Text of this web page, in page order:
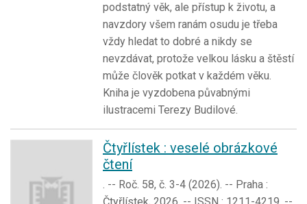
podstatný věk, ale přístup k životu, a
navzdory všem ranám osudu je třeba
vždy hledat to dobré a nikdy se
nevzdávat, protože velkou lásku a štěstí
může člověk potkat v každém věku.
Kniha je vyzdobena půvabnými
ilustracemi Terezy Budilové.
Čtyřlístek : veselé obrázkové
čtení
. -- Roč. 58, č. 3-4 (2026). -- Praha :